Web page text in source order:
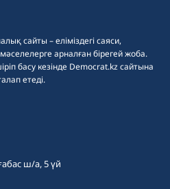
сайты – еліміздегі саяси,
арналған бірегей жоба.
басу кезінде Democrat.kz сайтына
етеді.
ш/а, 5 үй